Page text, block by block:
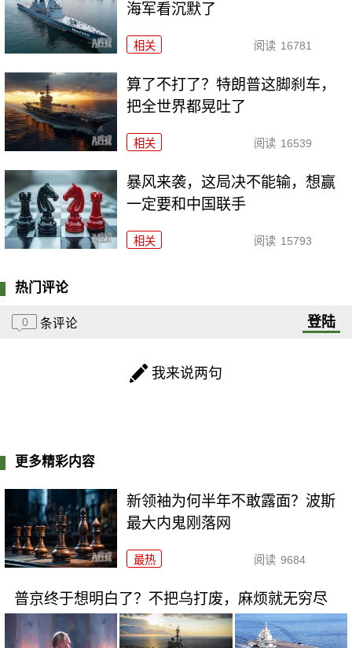
海军看沉默了
相关 阅读 16781
算了不打了？特朗普这脚刹车，
把全世界都晃吐了
相关 阅读 16539
暴风来袭，这局决不能输，想赢
一定要和中国联手
相关 阅读 15793
热门评论
0 条评论 登陆
我来说两句
更多精彩内容
新领袖为何半年不敢露面？波斯
最大内鬼刚落网
最热 阅读 9684
普京终于想明白了？不把乌打废，麻烦就无穷尽